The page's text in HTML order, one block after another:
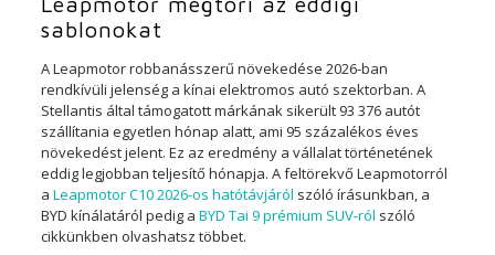
sablonokat
A Leapmotor robbanásszerű növekedése 2026-ban
rendkívüli jelenség a kínai elektromos autó szektorban. A
Stellantis által támogatott márkának sikerült 93 376 autót
szállítania egyetlen hónap alatt, ami 95 százalékos éves
növekedést jelent. Ez az eredmény a vállalat történetének
eddig legjobban teljesítő hónapja. A feltörekvő Leapmotorról
a Leapmotor C10 2026-os hatótávjáról szóló írásunkban, a
BYD kínálatáról pedig a BYD Tai 9 prémium SUV-ról szóló
cikkünkben olvashatsz többet.